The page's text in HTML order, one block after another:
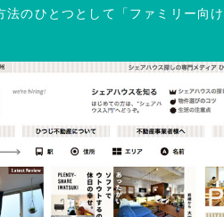
のひとつとして「ファミリー向